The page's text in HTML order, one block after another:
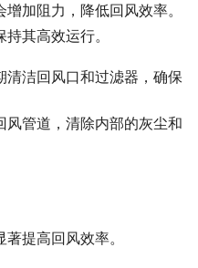
加阻力，降低回风效率。
其高效运行。
清洁回风口和过滤器，确保
风管道，清除内部的灰尘和
提高回风效率。